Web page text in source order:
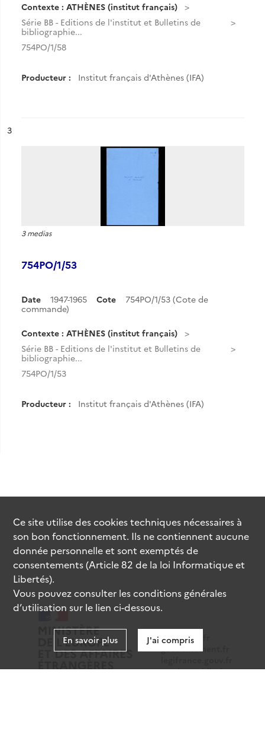
Contexte : ATHÈNES (institut français)
Série BB - Editions de l'institut et Bulletins de
bibliographie...
754PO/1/58
Producteur : Institut français d'Athènes (IFA)
n°
3
3 medias
754PO/1/53
Date 1947-1965 Cote
754PO/1/53 (Cote de
commande)
Contexte : ATHÈNES (institut français)
Série BB - Editions de l'institut et Bulletins de
bibliographie...
754PO/1/53
Producteur : Institut français d'Athènes (IFA)
data.gouv.fr
gouvernement.fr
service-public.fr
Ce site utilise descookiestechniques nécessaires à
son bon fonctionnement. Ils ne contiennent aucune
donnée personnelle et sont exemptés de
consentements (Article 82 de la loi Informatique et
Libertés).
Vous pouvez consulter les conditions générales
d’utilisation sur le lien ci-dessous.
En savoir plus J'ai compris